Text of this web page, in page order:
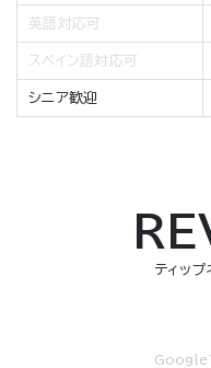
英語対応可
スペイン語対応可
シニア歓迎
ティッ
Google